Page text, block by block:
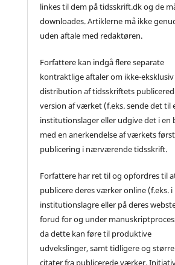
linkes til dem på tidsskrift.dk og de
downloades. Artiklerne må ikke
uden aftale med redaktøren.
Forfattere kan indgå flere separate
kontraktlige aftaler om ikke-eksklusiv
distribution af tidsskriftets
version af værket (f.eks. sende det til
institutionslager eller udgive det i en
med en anerkendelse af værkets
publicering i nærværende tidsskrift.
Forfattere har ret til og opfordres til
publicere deres værker online (f.eks. i
institutionslagre eller på deres
forud for og under
da dette kan føre til produktive
udvekslinger, samt tidligere og større
citater fra publicerede værker.